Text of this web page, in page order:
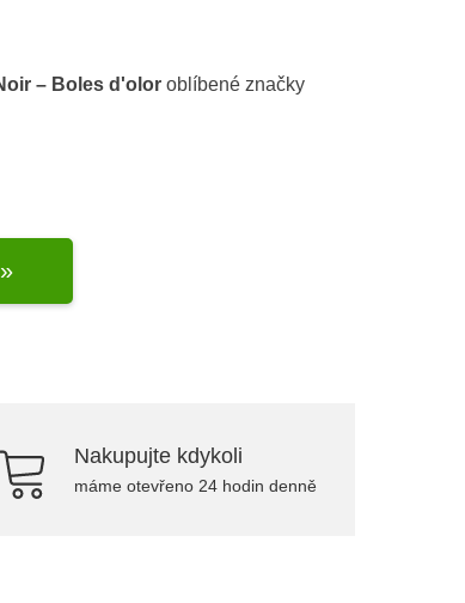
– Boles d'olor oblíbené značky
Nakupujte kdykoli
máme otevřeno 24 hodin denně